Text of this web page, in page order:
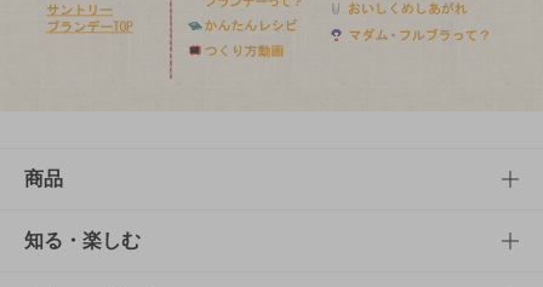
商品
商品TOP
知る・楽しむ